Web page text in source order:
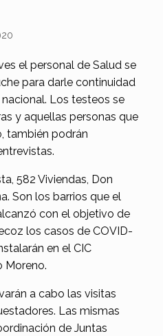
el personal de Salud se
para darle continuidad
Los testeos se
y aquellas personas que
también podrán
582 Viviendas, Don
Son los barrios que el
con el objetivo de
los casos de COVID-
en el CIC
Moreno.
a cabo las visitas
Las mismas
de Juntas